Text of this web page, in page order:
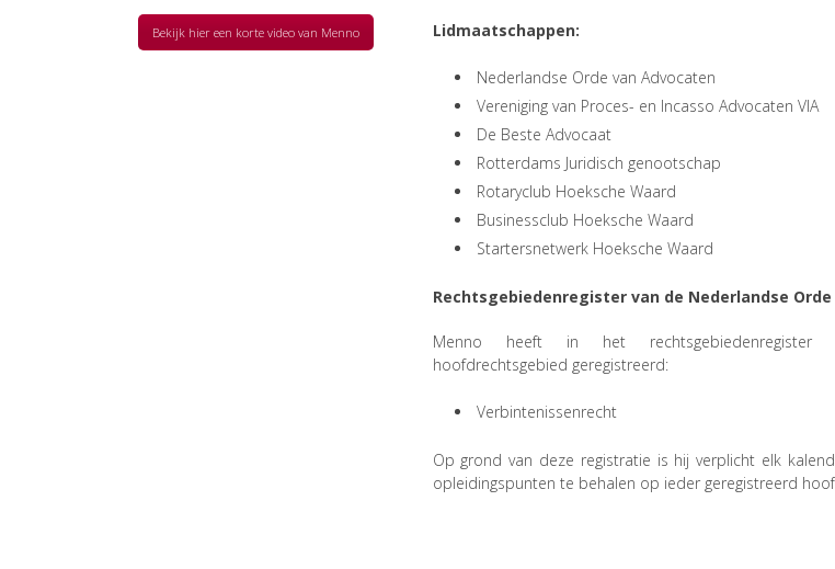
Bekijk hier een korte video van Menno Lidmaatschappen:
Nederlandse Orde van Advocaten
Vereniging van Proces- en Incasso Advocaten VIA
De Beste Advocaat
Rotterdams Juridisch genootschap
Rotaryclub Hoeksche Waard
Businessclub Hoeksche Waard
Startersnetwerk Hoeksche Waard
Rechtsgebiedenregister van de Nederlandse
Menno heeft in het
hoofdrechtsgebied geregistreerd:
Verbintenissenrecht
Op grond van deze registratie is hij verplicht elk
opleidingspunten te behalen op ieder geregistreerd